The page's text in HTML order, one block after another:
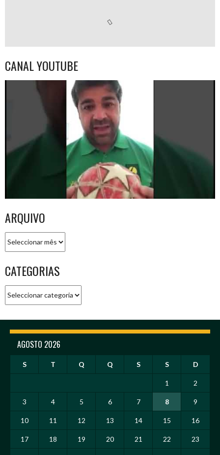
CANAL YOUTUBE
ARQUIVO
CATEGORIAS
AGOSTO 2026
S T Q Q S S D
1 2
3 4 5 6 7 8 9
10 11 12 13 14 15 16
17 18 19 20 21 22 23